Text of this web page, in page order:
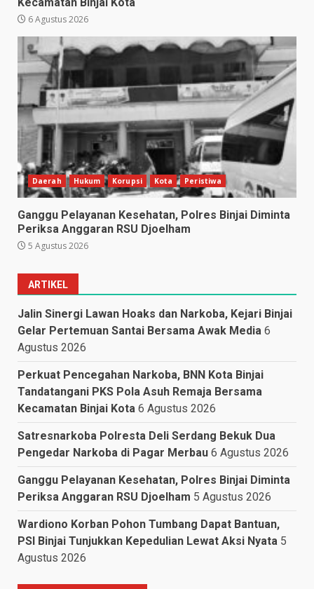
6 Agustus 2026
Daerah Hukum Korupsi Kota Peristiwa
Ganggu Pelayanan Kesehatan, Polres Binjai Diminta
Periksa Anggaran RSU Djoelham
5 Agustus 2026
ARTIKEL
Jalin Sinergi Lawan Hoaks dan Narkoba, Kejari Binjai
Gelar Pertemuan Santai Bersama Awak Media 6
Agustus 2026
Perkuat Pencegahan Narkoba, BNN Kota Binjai
Tandatangani PKS Pola Asuh Remaja Bersama
Kecamatan Binjai Kota 6 Agustus 2026
Satresnarkoba Polresta Deli Serdang Bekuk Dua
Pengedar Narkoba di Pagar Merbau 6 Agustus 2026
Ganggu Pelayanan Kesehatan, Polres Binjai Diminta
Periksa Anggaran RSU Djoelham 5 Agustus 2026
Wardiono Korban Pohon Tumbang Dapat Bantuan,
PSI Binjai Tunjukkan Kepedulian Lewat Aksi Nyata 5
Agustus 2026